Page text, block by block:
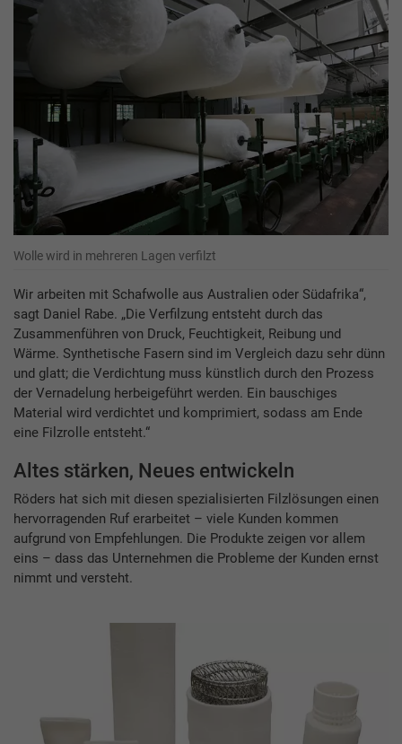
Wolle wird in mehreren Lagen verfilzt
Wir arbeiten mit Schafwolle aus Australien oder Südafrika“,
sagt Daniel Rabe. „Die Verfilzung entsteht durch das
Zusammenführen von Druck, Feuchtigkeit, Reibung und
Wärme. Synthetische Fasern sind im Vergleich dazu sehr dünn
und glatt; die Verdichtung muss künstlich durch den Prozess
der Vernadelung herbeigeführt werden. Ein bauschiges
Material wird verdichtet und komprimiert, sodass am Ende
eine Filzrolle entsteht.“
Altes stärken, Neues entwickeln
Röders hat sich mit diesen spezialisierten Filzlösungen einen
hervorragenden Ruf erarbeitet – viele Kunden kommen
aufgrund von Empfehlungen. Die Produkte zeigen vor allem
eins – dass das Unternehmen die Probleme der Kunden ernst
nimmt und versteht.